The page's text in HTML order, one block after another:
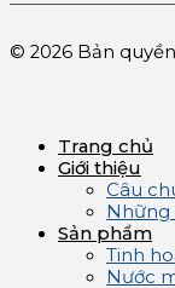
© 2026 Bản
Trang chủ
Giới thiệu
Câu
Những
Sản phẩm
Tinh
Nước